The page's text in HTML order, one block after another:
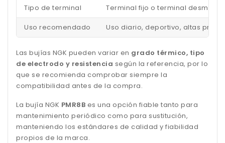
Tipo de terminal Terminal fijo o terminal
Uso recomendado Uso diario, deportivo, altas
Las bujías NGK pueden variar en grado térmico, tipo
de electrodo y resistencia según la referencia, por lo
que se recomienda comprobar siempre la
compatibilidad antes de la compra.
La bujía NGK PMR8B es una opción fiable tanto para
mantenimiento periódico como para sustitución,
manteniendo los estándares de calidad y fiabilidad
propios de la marca.